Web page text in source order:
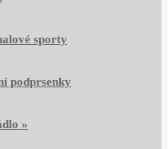
sporty
podprsenky
»